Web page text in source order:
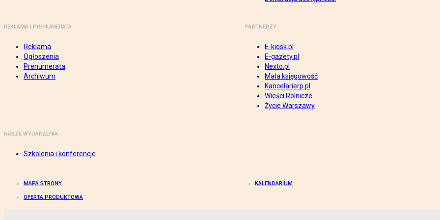
REKLAMA I PRENUMERATA
Reklama
Ogłoszenia
Prenumerata
Archiwum
PARTNERZY
E-kiosk.pl
E-gazety.pl
Nexto.pl
Mała księgowość
Kancelarierp.pl
Wieści Rolnicze
Życie Warszawy
NASZE WYDARZENIA
Szkolenia i konferencje
MAPA STRONY KALENDARIUM
OFERTA PRODUKTOWA